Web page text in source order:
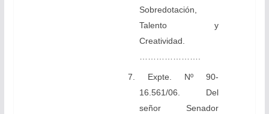
Sobredotación,
Talento y
Creatividad.
………………….
7. Expte. Nº 90-
16.561/06. Del
señor Senador